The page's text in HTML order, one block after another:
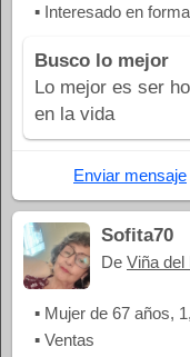
▪ Interesado en
Busco lo mejor
Lo mejor es ser
en la vida
Enviar mensaje
Sofita70
De Viña del
▪ Mujer de 67 años,
▪ Ventas